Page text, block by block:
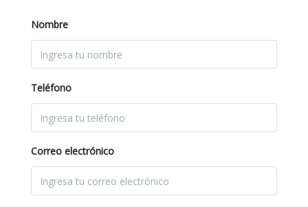
Nombre
Teléfono
Correo electrónico